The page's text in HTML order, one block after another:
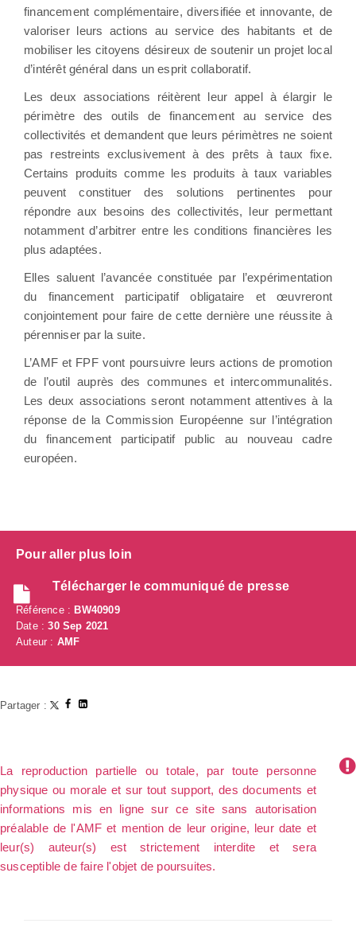
financement complémentaire, diversifiée et innovante, de
valoriser leurs actions au service des habitants et de
mobiliser les citoyens désireux de soutenir un projet local
d’intérêt général dans un esprit collaboratif.
Les deux associations réitèrent leur appel à élargir le
périmètre des outils de financement au service des
collectivités et demandent que leurs périmètres ne soient
pas restreints exclusivement à des prêts à taux fixe.
Certains produits comme les produits à taux variables
peuvent constituer des solutions pertinentes pour
répondre aux besoins des collectivités, leur permettant
notamment d’arbitrer entre les conditions financières les
plus adaptées.
Elles saluent l’avancée constituée par l’expérimentation
du financement participatif obligataire et œuvreront
conjointement pour faire de cette dernière une réussite à
pérenniser par la suite.
L’AMF et FPF vont poursuivre leurs actions de promotion
de l’outil auprès des communes et intercommunalités.
Les deux associations seront notamment attentives à la
réponse de la Commission Européenne sur l’intégration
du financement participatif public au nouveau cadre
européen.
Pour aller plus loin
Télécharger le communiqué de presse
Référence :BW40909
Date :30 Sep 2021
Auteur : AMF
Partager :
La reproduction partielle ou totale, par toute personne
physique ou morale et sur tout support, des documents et
informations mis en ligne sur ce site sans autorisation
préalable de l'AMF et mention de leur origine, leur date et
leur(s) auteur(s) est strictement interdite et sera
susceptible de faire l'objet de poursuites.